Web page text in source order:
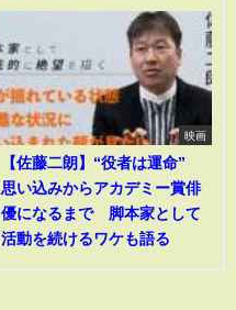
映画
【佐藤二朗】“役者は運命”
思い込みからアカデミー賞俳
優になるまで 脚本家として
活動を続けるワケも語る